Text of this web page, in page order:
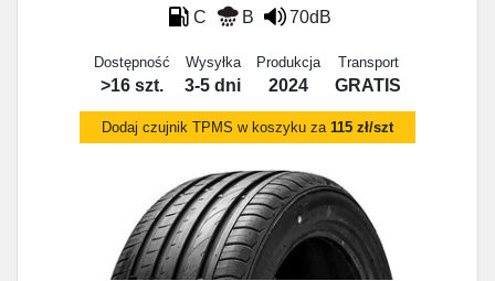
C B 70dB
Dostępność
>16 szt.
Wysyłka
3-5 dni
Produkcja
2024
Transport
GRATIS
Dodaj czujnik TPMS w koszyku za 115 zł/szt